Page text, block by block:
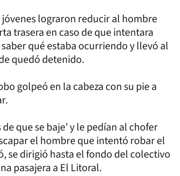
lograron reducir al hombre
trasera en caso de que intentara
qué estaba ocurriendo y llevó al
quedó detenido.
golpeó en la cabeza con su pie a
que se baje’ y le pedían al chofer
el hombre que intentó robar el
se dirigió hasta el fondo del colectivo
pasajera a El Litoral.